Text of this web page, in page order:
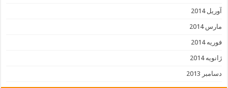
آوریل 2014
مارس 2014
فوریه 2014
ژانویه 2014
دسامبر 2013